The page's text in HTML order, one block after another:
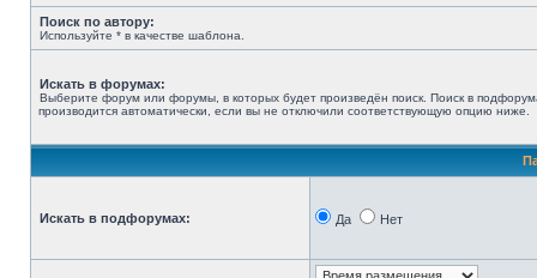
Поиск по автору:
Используйте * в качестве шаблона.
Искать в форумах:
Выберите форум или форумы, в которых будет произведён поиск. Поиск в
производится автоматически, если вы не отключили соответствующую опцию ниже.
Искать в подфорумах: Да Нет